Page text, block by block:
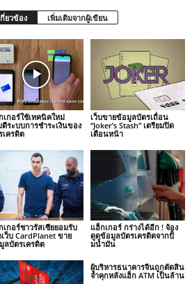
ยวข้อง เพิ่มเติมจากผู้เขียน
เกอร์ใช้เทคนิคใหม่
ตีระบบการชำระเงินของ
เครดิต
เว็บขายข้อมูลบัตรเถื่อน
“Joker’s Stash” เตรียมปิด
เดือนหน้า
เกอร์ชาวรัสเซียยอมรับ
เว็บ CardPlanet ขาย
ลบัตรเครดิต
แฮ็กเกอร์ กร่างได้อีก ! จ้อง
ดูดข้อมูลบัตรเครดิตจากปั้
มน้ำมัน
ผู้บริหารธนาคารจีนถูกตัดสิน
จำคุกหลังแฮ็ก ATM เป็นล้าน